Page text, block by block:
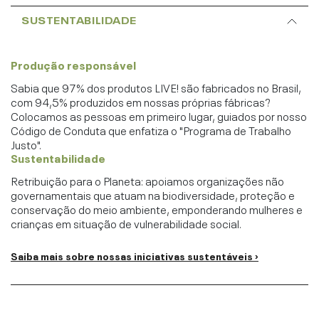
SUSTENTABILIDADE
Produção responsável
Sabia que 97% dos produtos LIVE! são fabricados no Brasil,
com 94,5% produzidos em nossas próprias fábricas?
Colocamos as pessoas em primeiro lugar, guiados por nosso
Código de Conduta que enfatiza o "Programa de Trabalho
Justo".
Sustentabilidade
Retribuição para o Planeta: apoiamos organizações não
governamentais que atuam na biodiversidade, proteção e
conservação do meio ambiente, emponderando mulheres e
crianças em situação de vulnerabilidade social.
Saiba mais sobre nossas iniciativas sustentáveis ›